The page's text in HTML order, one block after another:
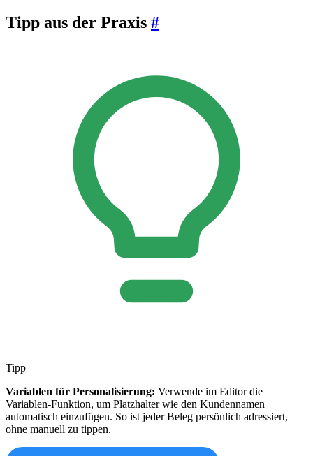
Tipp aus der Praxis #
Tipp
Variablen für Personalisierung: Verwende im Editor die
Variablen-Funktion, um Platzhalter wie den Kundennamen
automatisch einzufügen. So ist jeder Beleg persönlich adressiert,
ohne manuell zu tippen.